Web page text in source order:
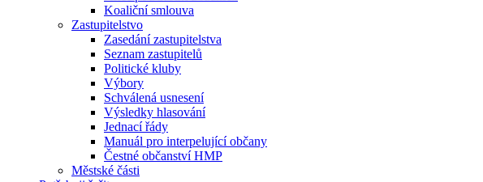
Koaliční smlouva
Zastupitelstvo
Zasedání zastupitelstva
Seznam zastupitelů
Politické kluby
Výbory
Schválená usnesení
Výsledky hlasování
Jednací řády
Manuál pro interpelující občany
Čestné občanství HMP
Městské části